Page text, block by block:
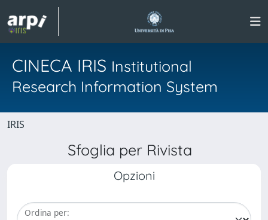
CINECA IRIS Institutional
Research Information System
IRIS
Sfoglia per Rivista
Opzioni
Ordina per: